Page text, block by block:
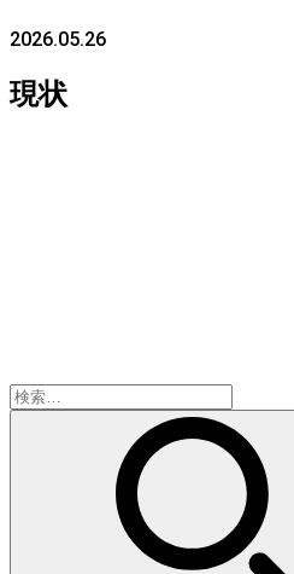
2026.05.26
現状
検
索: